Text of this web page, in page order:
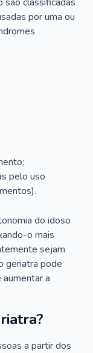
por uma ou
pelo uso
do idoso
o mais
sejam
geriatra pode
a
a partir dos